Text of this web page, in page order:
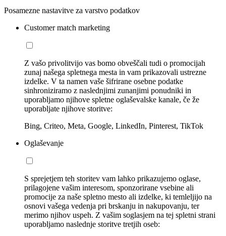
Posamezne nastavitve za varstvo podatkov
Customer match marketing
Z vašo privolitvijo vas bomo obveščali tudi o promocijah
zunaj našega spletnega mesta in vam prikazovali ustrezne
izdelke. V ta namen vaše šifrirane osebne podatke
sinhroniziramo z naslednjimi zunanjimi ponudniki in
uporabljamo njihove spletne oglaševalske kanale, če že
uporabljate njihove storitve:
Bing, Criteo, Meta, Google, LinkedIn, Pinterest, TikTok
Oglaševanje
S sprejetjem teh storitev vam lahko prikazujemo oglase,
prilagojene vašim interesom, sponzorirane vsebine ali
promocije za naše spletno mesto ali izdelke, ki temleljijo na
osnovi vašega vedenja pri brskanju in nakupovanju, ter
merimo njihov uspeh. Z vašim soglasjem na tej spletni strani
uporabljamo naslednje storitve tretjih oseb: